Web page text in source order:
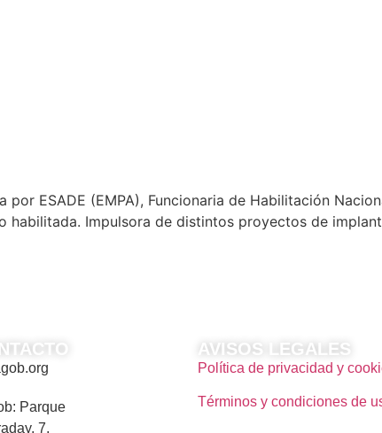
ESADE (EMPA), Funcionaria de Habilitación
Impulsora de distintos proyectos de
Parque
7,
AVISOS LEGALES
Política de privacidad y
Términos y condiciones de